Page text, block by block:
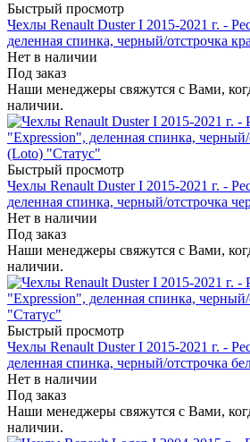
Быстрый просмотр
Чехлы Renault Duster I 2015-2021 г. -
деленная спинка, черный/отстрочка
Нет в наличии
Под заказ
Наши менеджеры свяжутся с Вами,
наличии.
Быстрый просмотр
Чехлы Renault Duster I 2015-2021 г. -
деленная спинка, черный/отстрочка
Нет в наличии
Под заказ
Наши менеджеры свяжутся с Вами,
наличии.
Быстрый просмотр
Чехлы Renault Duster I 2015-2021 г. -
деленная спинка, черный/отстрочка
Нет в наличии
Под заказ
Наши менеджеры свяжутся с Вами,
наличии.